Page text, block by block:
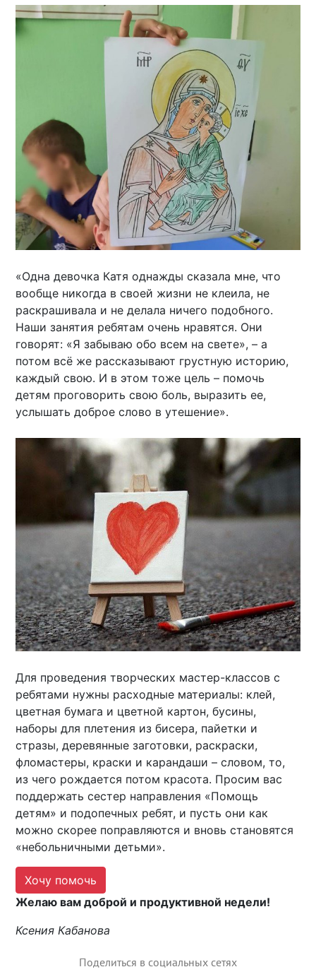
«Одна девочка Катя однажды сказала мне, что
вообще никогда в своей жизни не клеила, не
раскрашивала и не делала ничего подобного.
Наши занятия ребятам очень нравятся. Они
говорят: «Я забываю обо всем на свете», – а
потом всё же рассказывают грустную историю,
каждый свою. И в этом тоже цель – помочь
детям проговорить свою боль, выразить ее,
услышать доброе слово в утешение».
Для проведения творческих мастер-классов с
ребятами нужны расходные материалы: клей,
цветная бумага и цветной картон, бусины,
наборы для плетения из бисера, пайетки и
стразы, деревянные заготовки, раскраски,
фломастеры, краски и карандаши – словом, то,
из чего рождается потом красота. Просим вас
поддержать сестер направления «Помощь
детям» и подопечных ребят, и пусть они как
можно скорее поправляются и вновь становятся
«небольничными детьми».
Хочу помочь
Желаю вам доброй и продуктивной недели!
Ксения Кабанова
Поделиться в социальных сетях